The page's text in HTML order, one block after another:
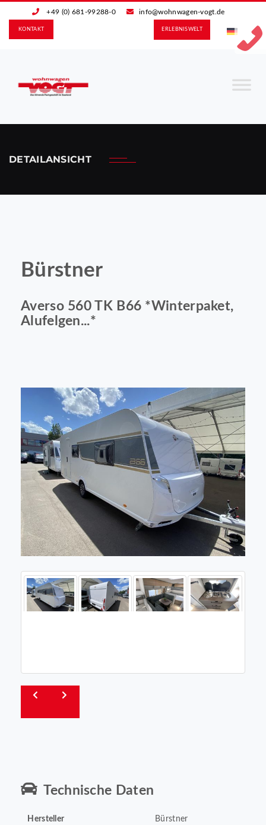
+49 (0) 681-99288-0 info@wohnwagen-vogt.de
ERLEBNIS­WELT
KONTAKT
DETAILANSICHT
Bürstner
Averso 560 TK B66 *Winterpaket,
Alufelgen...*
Technische Daten
Hersteller Bürstner